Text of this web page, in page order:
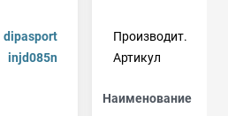
dipasport
injd085n
Производит.
Артикул
Наименование